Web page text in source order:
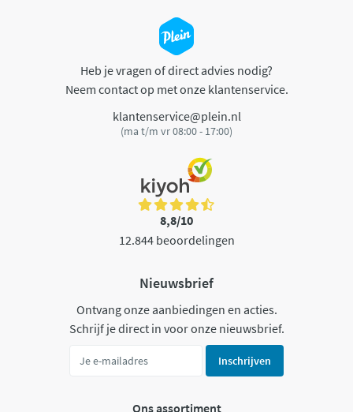
Heb je vragen of direct advies nodig?
Neem contact op met onze klantenservice.
klantenservice@plein.nl
(ma t/m vr 08:00 - 17:00)
8,8/10
12.844 beoordelingen
Nieuwsbrief
Ontvang onze aanbiedingen en acties.
Schrijf je direct in voor onze nieuwsbrief.
Inschrijven
Ons assortiment